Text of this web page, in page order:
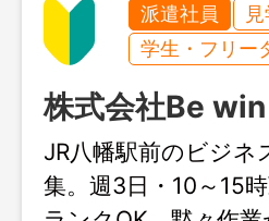
派遣社員
学生・フリー
株式会社Be win
JR八幡駅前のビジ
集。週3日・10～15